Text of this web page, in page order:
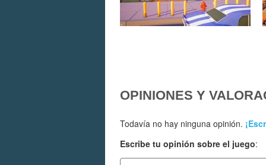
OPINIONES Y
Todavía no hay ninguna opinión.
Escribe tu opinión sobre el juego: